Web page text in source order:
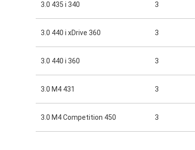
3.0 435 i 340 3
3.0 440 i xDrive 360 3
3.0 440 i 360 3
3.0 M4 431 3
3.0 M4 Competition 450 3